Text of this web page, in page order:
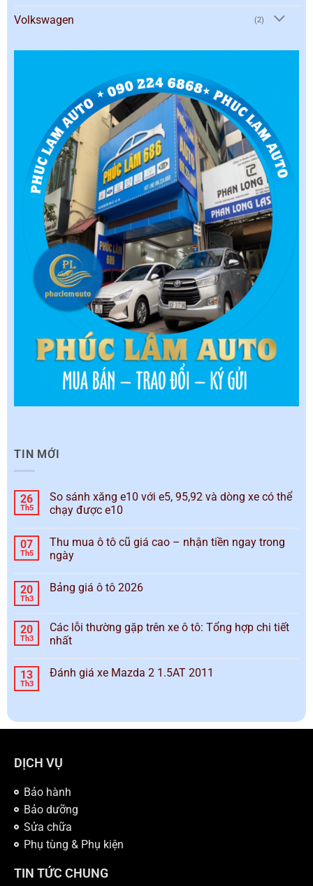
Volkswagen (2)
TIN MỚI
26
Th5
So sánh xăng e10 với e5, 95,92 và dòng xe có thể
chạy được e10
07
Th5
Thu mua ô tô cũ giá cao – nhận tiền ngay trong
ngày
20
Th3
Bảng giá ô tô 2026
20
Th3
Các lỗi thường gặp trên xe ô tô: Tổng hợp chi tiết
nhất
13
Th3
Đánh giá xe Mazda 2 1.5AT 2011
DỊCH VỤ
Bảo hành
Bảo dưỡng
Sửa chữa
Phụ tùng & Phụ kiện
TIN TỨC CHUNG